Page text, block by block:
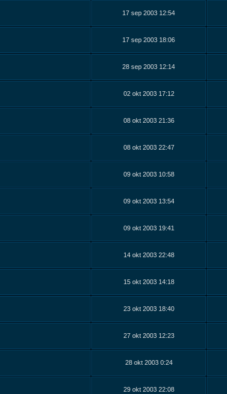
17 sep 2003 12:54
17 sep 2003 18:06
28 sep 2003 12:14
02 okt 2003 17:12
08 okt 2003 21:36
08 okt 2003 22:47
09 okt 2003 10:58
09 okt 2003 13:54
09 okt 2003 19:41
14 okt 2003 22:48
15 okt 2003 14:18
23 okt 2003 18:40
27 okt 2003 12:23
28 okt 2003 0:24
29 okt 2003 22:08